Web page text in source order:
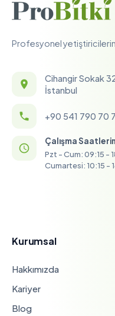
Profesyonel
Cihangir Sokak
İstanbul
+90 541 790 70
Çalışma
Pzt - Cum: 09:15 -
Cumartesi: 10:15 -
Kurumsal
Hakkımızda
Kariyer
Blog